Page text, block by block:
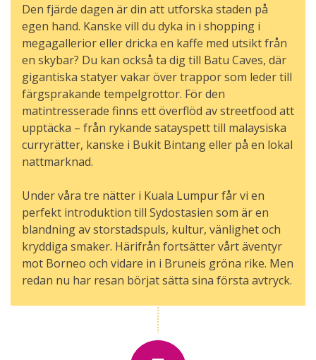
Den fjärde dagen är din att utforska staden på
egen hand. Kanske vill du dyka in i shopping i
megagallerior eller dricka en kaffe med utsikt från
en skybar? Du kan också ta dig till Batu Caves, där
gigantiska statyer vakar över trappor som leder till
färgsprakande tempelgrottor. För den
matintresserade finns ett överflöd av streetfood att
upptäcka – från rykande satayspett till malaysiska
curryrätter, kanske i Bukit Bintang eller på en lokal
nattmarknad.
Under våra tre nätter i Kuala Lumpur får vi en
perfekt introduktion till Sydostasien som är en
blandning av storstadspuls, kultur, vänlighet och
kryddiga smaker. Härifrån fortsätter vårt äventyr
mot Borneo och vidare in i Bruneis gröna rike. Men
redan nu har resan börjat sätta sina första avtryck.